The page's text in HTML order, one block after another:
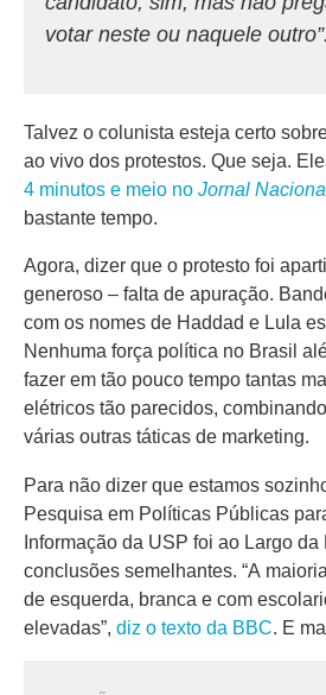
votar neste ou naquele outro”.
Talvez o colunista esteja certo
ao vivo dos protestos. Que seja.
4 minutos e meio no Jornal
bastante tempo.
Agora, dizer que o protesto foi
generoso – falta de apuração.
com os nomes de Haddad e Lula
Nenhuma força política no Brasil
fazer em tão pouco tempo tantas
elétricos tão parecidos,
várias outras táticas de marketing.
Para não dizer que estamos
Pesquisa em Políticas Públicas
Informação da USP foi ao Largo da
conclusões semelhantes. “A
de esquerda, branca e com
elevadas”, diz o texto da BBC . E